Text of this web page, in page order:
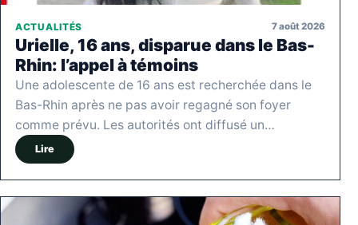
ACTUALITÉS 7 août 2026
Urielle, 16 ans, disparue dans le Bas-
Rhin: l’appel à témoins
Une adolescente de 16 ans est recherchée dans le
Bas-Rhin après ne pas avoir regagné son foyer
comme prévu. Les autorités ont diffusé un…
Lire